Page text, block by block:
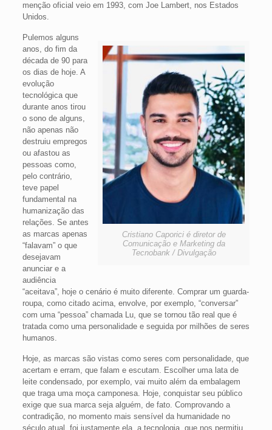
menção oficial veio em 1993, com Joe Lambert, nos Estados
Unidos.
Cristiano Caporici é diretor de
Comunicação e Marketing da
Tecnobank / Divulgação
Pulemos alguns
anos, do fim da
década de 90 para
os dias de hoje. A
evolução
tecnológica que
durante anos tirou
o sono de alguns,
não apenas não
destruiu empregos
ou afastou as
pessoas como,
pelo contrário,
teve papel
fundamental na
humanização das
relações. Se antes
as marcas apenas
“falavam” o que
desejavam
anunciar e a
audiência
“aceitava”, hoje o cenário é muito diferente. Comprar um guarda-
roupa, como citado acima, envolve, por exemplo, “conversar”
com uma “pessoa” chamada Lu, que se tornou tão real que é
tratada como uma personalidade e seguida por milhões de seres
humanos.
Hoje, as marcas são vistas como seres com personalidade, que
acertam e erram, que falam e escutam. Escolher uma lata de
leite condensado, por exemplo, vai muito além da embalagem
que traga uma moça camponesa. Hoje, conquistar seu público
exige que sua marca seja alguém, de fato. Comprovando a
contradição, no momento mais sensível da humanidade no
século atual, foi justamente ela, a tecnologia, que nos permitiu